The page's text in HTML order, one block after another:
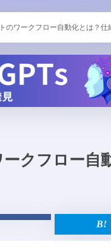
のワークフロー自動化とは？仕
クフロー自